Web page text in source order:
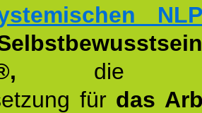
die
für das